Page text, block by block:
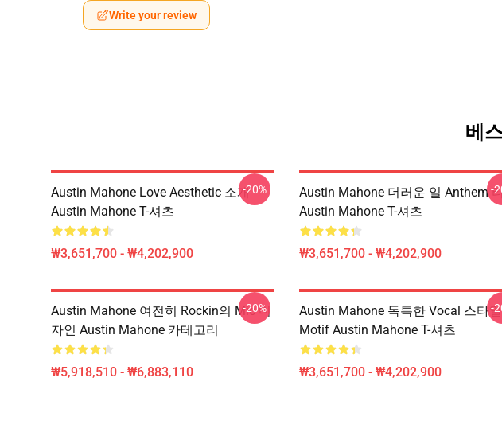
Write your review
베
Austin Mahone Love Aesthetic 소개
Austin Mahone T-셔츠
₩3,651,700 - ₩4,202,900
-20%
Austin Mahone 더러운 일 Anthem
Austin Mahone T-셔츠
₩3,651,700 - ₩4,202,900
-
Austin Mahone 여전히 Rockin의 Mic 디
자인 Austin Mahone 카테고리
₩5,918,510 - ₩6,883,110
-20%
Austin Mahone 독특한 Vocal 스타일
Motif Austin Mahone T-셔츠
₩3,651,700 - ₩4,202,900
-